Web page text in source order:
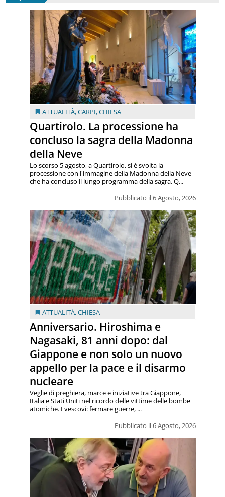
ATTUALITÀ,CARPI,CHIESA
Quartirolo. La processione ha
concluso la sagra della Madonna
della Neve
Pubblicato il 6 Agosto, 2026
Lo scorso 5 agosto, a Quartirolo, si è svolta la
processione con l'immagine della Madonna della Neve
che ha concluso il lungo programma della sagra. Q...
ATTUALITÀ,CHIESA
Anniversario. Hiroshima e
Nagasaki, 81 anni dopo: dal
Giappone e non solo un nuovo
appello per la pace e il disarmo
nucleare
Pubblicato il 6 Agosto, 2026
Veglie di preghiera, marce e iniziative tra Giappone,
Italia e Stati Uniti nel ricordo delle vittime delle bombe
atomiche. I vescovi: fermare guerre, ...